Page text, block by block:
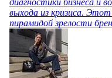
диагностики бизнеса и
выхода из кризиса.
пирамидой зрелости